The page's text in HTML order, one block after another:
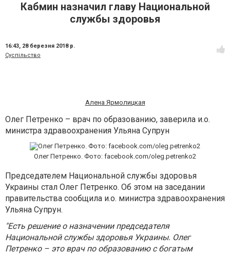
Кабмин назначил главу Национальной
службы здоровья
16:43, 28 березня 2018 р.
Суспільство
Алена Ярмолицкая
Олег Петренко – врач по образованию, заверила и.о.
министра здравоохранения Ульяна Супрун
Олег Петренко. Фото: facebook.com/oleg.petrenko2
Председателем Национальной службы здоровья
Украины стал Олег Петренко. Об этом на заседании
правительства сообщила и.о. министра здравоохранения
Ульяна Супрун.
"Есть решение о назначении председателя
Национальной службы здоровья Украины. Олег
Петренко – это врач по образованию с богатым